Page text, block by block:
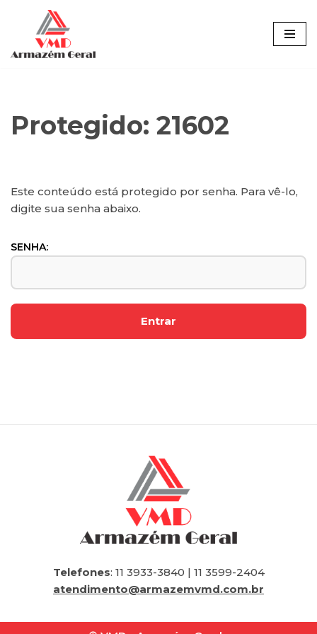
Pular
para
Protegido: 21602
Este conteúdo está protegido por senha. Para vê-lo,
digite sua senha abaixo.
SENHA:
Telefones: 11 3933-3840 | 11 3599-2404
atendimento@armazemvmd.com.br